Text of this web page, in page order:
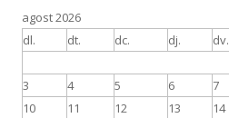
agost 2026
dl.
dt. dc. dj. dv.
3
4 5 6 7
10
11 12 13 14